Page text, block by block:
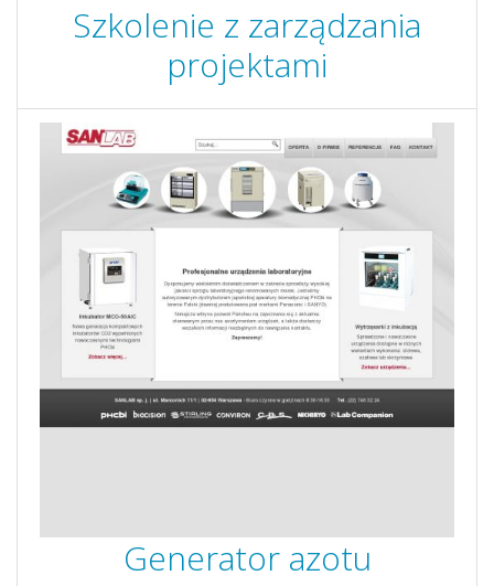
Szkolenie z zarządzania
projektami
Generator azotu